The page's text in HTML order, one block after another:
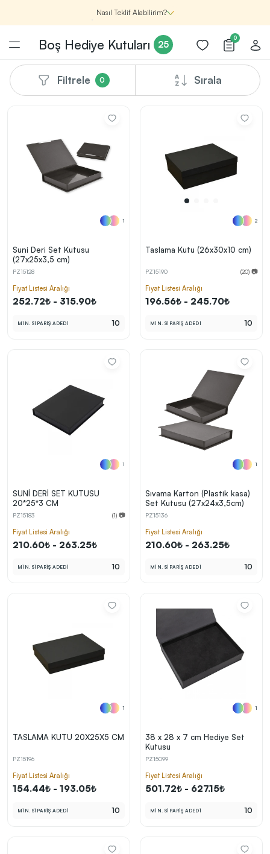
Nasıl Teklif Alabilirim?
Promosyon Ürünlerini Bul!
binlerce kaliteli ve yenilikçi ürünü, seçkin marka ve
üretici firma garantisi ile Promozone’da
keşfedebilirsin.
Renk, Baskı ve Adet
2
Promosyon ürününü özelleştirmek için renk, baskı
yönü ve adet gibi detayları seçerek, teklif adımına
kolayca belirleyebilirsin.
sadece sitemiz üzerinden teklif almanı bekliyor.
Sonraki Adıma İlerle
Boş Hediye Kutuları 25
0
Filtrele 0 Sırala
1
Suni Deri Set Kutusu
(27x25x3,5 cm)
PZ15128
Fiyat Listesi Aralığı
252.72₺ - 315.90₺
MİN. SİPARİŞ ADEDİ 10
2
Taslama Kutu (26x30x10 cm)
PZ15190 (20) 📷
Fiyat Listesi Aralığı
196.56₺ - 245.70₺
MİN. SİPARİŞ ADEDİ 10
1
SUNİ DERİ SET KUTUSU
20*25*3 CM
PZ15183 (1) 📷
Fiyat Listesi Aralığı
210.60₺ - 263.25₺
MİN. SİPARİŞ ADEDİ 10
1
Sıvama Karton (Plastik kasa)
Set Kutusu (27x24x3,5cm)
PZ15136
Fiyat Listesi Aralığı
210.60₺ - 263.25₺
MİN. SİPARİŞ ADEDİ 10
1
TASLAMA KUTU 20X25X5 CM
PZ15196
Fiyat Listesi Aralığı
154.44₺ - 193.05₺
MİN. SİPARİŞ ADEDİ 10
1
38 x 28 x 7 cm Hediye Set
Kutusu
PZ15099
Fiyat Listesi Aralığı
501.72₺ - 627.15₺
MİN. SİPARİŞ ADEDİ 10